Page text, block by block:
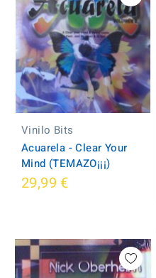
Vinilo Bits
Acuarela - Clear Your
Mind (TEMAZO¡¡¡)
29,99 €